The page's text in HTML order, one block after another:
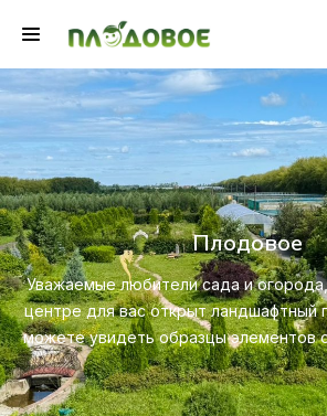
вы
разных
Создайте красивую и
профессионального
ухода за